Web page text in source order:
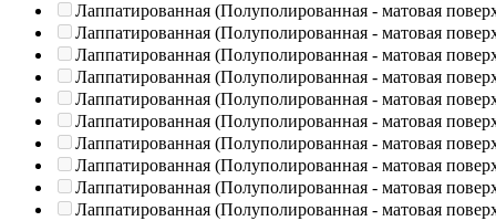
Лаппатированная (Полуполированная - матовая
Лаппатированная (Полуполированная - матовая
Лаппатированная (Полуполированная - матовая
Лаппатированная (Полуполированная - матовая
Лаппатированная (Полуполированная - матовая
Лаппатированная (Полуполированная - матовая
Лаппатированная (Полуполированная - матовая
Лаппатированная (Полуполированная - матовая
Лаппатированная (Полуполированная - матовая
Лаппатированная (Полуполированная - матовая